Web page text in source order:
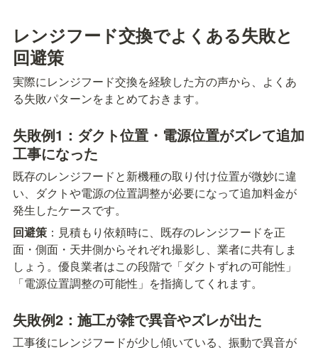
レンジフード交換でよくある失敗と
回避策
実際にレンジフード交換を経験した方の声から、よくあ
る失敗パターンをまとめておきます。
失敗例1：ダクト位置・電源位置がズレて追加
工事になった
既存のレンジフードと新機種の取り付け位置が微妙に違
い、ダクトや電源の位置調整が必要になって追加料金が
発生したケースです。
回避策 ：見積もり依頼時に、既存のレンジフードを正
面・側面・天井側からそれぞれ撮影し、業者に共有しま
しょう。優良業者はこの段階で「ダクトずれの可能性」
「電源位置調整の可能性」を指摘してくれます。
失敗例2：施工が雑で異音やズレが出た
工事後にレンジフードが少し傾いている、振動で異音が